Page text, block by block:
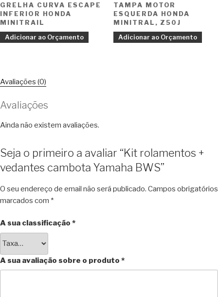
GRELHA CURVA ESCAPE
INFERIOR HONDA
MINITRAIL
Adicionar ao Orçamento
TAMPA MOTOR
ESQUERDA HONDA
MINITRAL, Z50J
Adicionar ao Orçamento
Avaliações (0)
Avaliações
Ainda não existem avaliações.
Seja o primeiro a avaliar “Kit rolamentos +
vedantes cambota Yamaha BWS”
O seu endereço de email não será publicado. Campos obrigatórios
marcados com *
A sua classificação *
A sua avaliação sobre o produto *